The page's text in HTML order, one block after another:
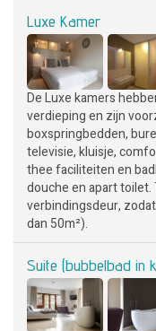
Luxe Kamer
De Luxe kamers
verdieping en zijn
boxspringbedden,
televisie, kluisje,
thee faciliteiten en
douche en apart
verbindingsdeur,
dan 50m²).
Suite (bubbelbad in